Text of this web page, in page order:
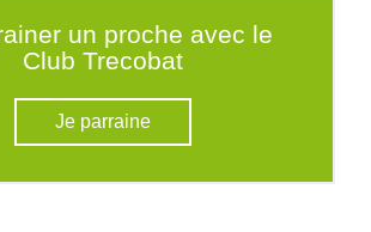
un proche avec le
Club Trecobat
Je parraine